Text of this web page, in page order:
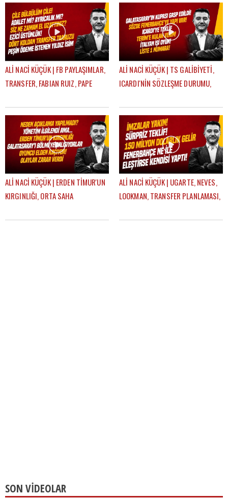
ALİ NACİ KÜÇÜK | FB PAYLAŞIMLAR,
TRANSFER, FABIAN RUIZ, PAPE
GALATASARAY
ALİ NACİ KÜÇÜK | TS GALİBİYETİ,
ICARDI'NİN SÖZLEŞME DURUMU,
GALATASARAY
ALİ NACİ KÜÇÜK | ERDEN TİMUR'UN
KIRGINLIĞI, ORTA SAHA
GÜNDEM GALATASARAY
ALİ NACİ KÜÇÜK | UGARTE, NEVES,
LOOKMAN, TRANSFER PLANLAMASI,
GALATASARAY
SON VİDEOLAR